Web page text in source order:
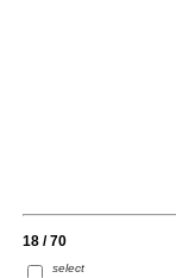
18 / 70
select